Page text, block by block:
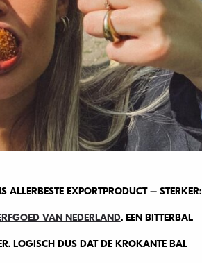
ALLERBESTE EXPORTPRODUCT – STERKER:
VAN NEDERLAND. EEN BITTERBAL
LOGISCH DUS DAT DE KROKANTE BAL